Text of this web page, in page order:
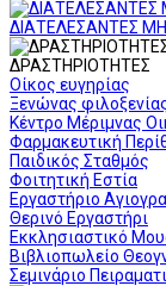
ΔΙΑΤΕΛΕΣΑΝΤΕΣ
ΔΡΑΣΤΗΡΙΟΤΗΤΕΣ
Οίκος ευγηρίας
Ξενώνας
Κέντρο Μέριμνας
Φαρμακευτική
Παιδικός Σταθμός
Φοιτητική Εστία
Εργαστήριο
Θερινό Εργαστήρι
Εκκλησιαστικό
Βιβλιοπωλείο
Σεμινάριο